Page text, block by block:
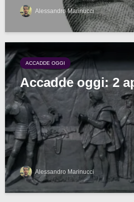
Alessandro Marinucci
ACCADDE OGGI
Accadde oggi: 2
Alessandro Marinucci